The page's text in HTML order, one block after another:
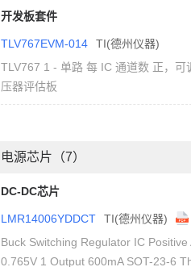
开发板套件
TLV767EVM-014
TI(德州仪器)
TLV767 1 - 单路 每 IC 通道数 正，可
压器评估板
电源芯片（7）
DC-DC芯片
LMR14006YDDCT TI(德州仪器)
Buck Switching Regulator IC Positive
0.765V 1 Output 600mA SOT-23-6